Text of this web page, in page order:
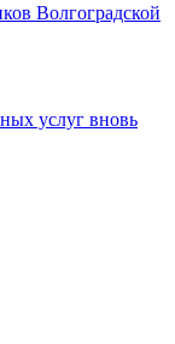
Волгоградской
услуг вновь